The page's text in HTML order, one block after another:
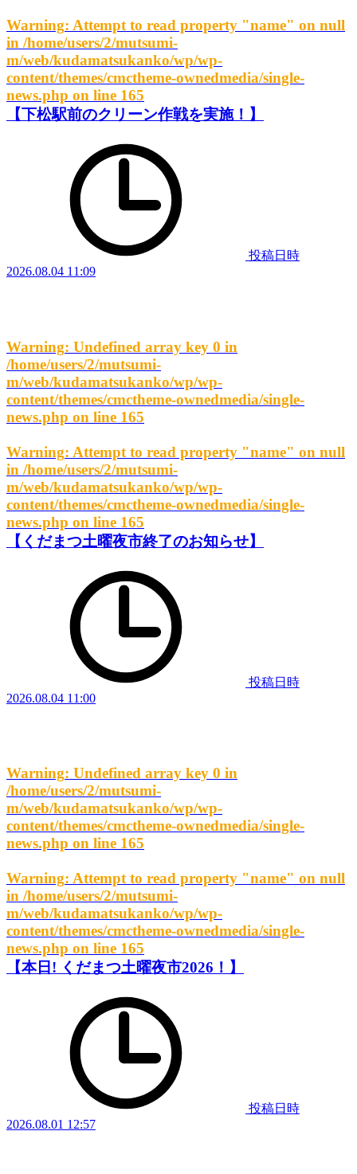
Warning: Attempt to read property "name" on null
in /home/users/2/mutsumi-
m/web/kudamatsukanko/wp/wp-
content/themes/cmctheme-ownedmedia/single-
news.php on line 165
【下松駅前のクリーン作戦を実施！】
投稿日時
2026.08.04 11:09
Warning: Undefined array key 0 in
/home/users/2/mutsumi-
m/web/kudamatsukanko/wp/wp-
content/themes/cmctheme-ownedmedia/single-
news.php on line 165
Warning: Attempt to read property "name" on null
in /home/users/2/mutsumi-
m/web/kudamatsukanko/wp/wp-
content/themes/cmctheme-ownedmedia/single-
news.php on line 165
【くだまつ土曜夜市終了のお知らせ】
投稿日時
2026.08.04 11:00
Warning: Undefined array key 0 in
/home/users/2/mutsumi-
m/web/kudamatsukanko/wp/wp-
content/themes/cmctheme-ownedmedia/single-
news.php on line 165
Warning: Attempt to read property "name" on null
in /home/users/2/mutsumi-
m/web/kudamatsukanko/wp/wp-
content/themes/cmctheme-ownedmedia/single-
news.php on line 165
【本日! くだまつ土曜夜市2026！】
投稿日時
2026.08.01 12:57